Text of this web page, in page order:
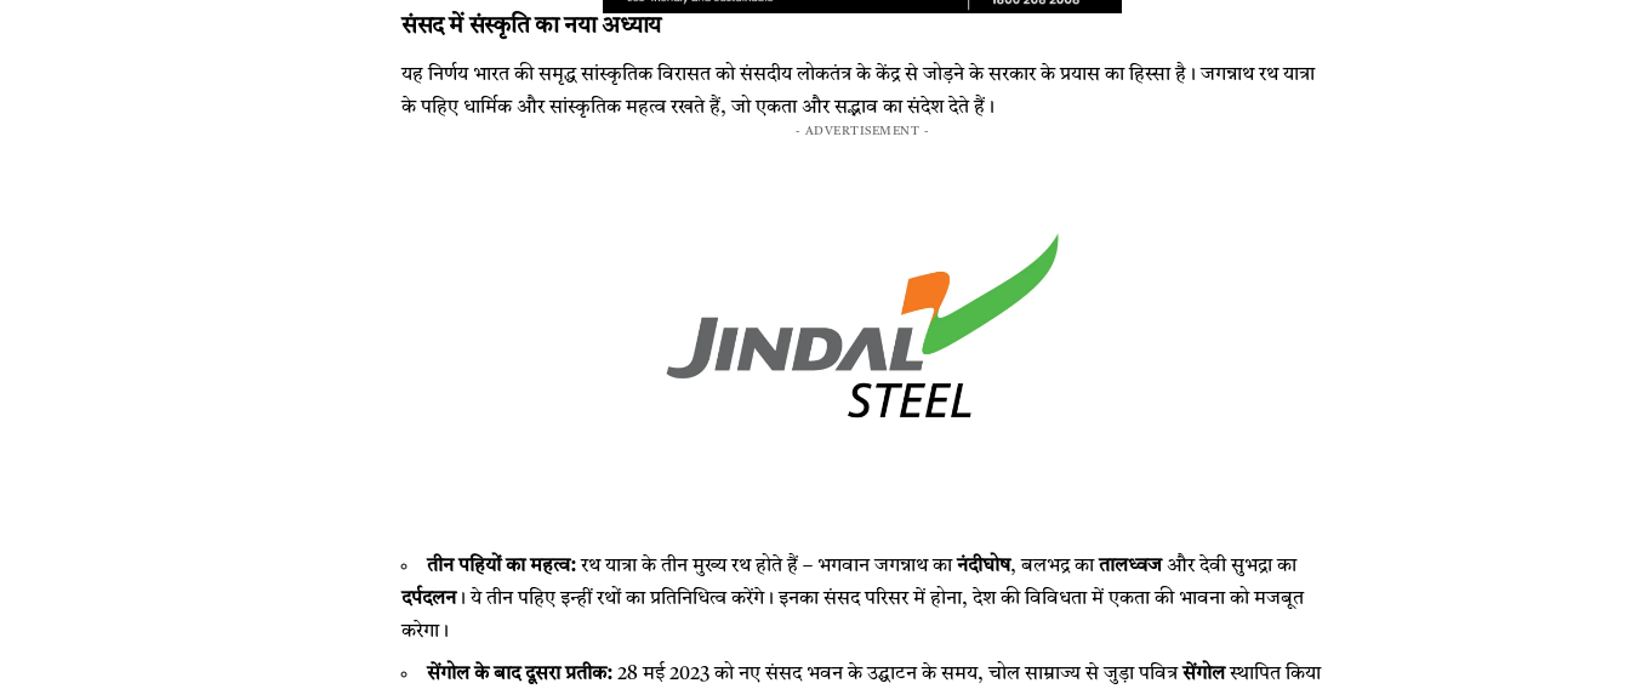
संसद में संस्कृति का नया अध्याय
यह निर्णय भारत की समृद्ध सांस्कृतिक विरासत को संसदीय लोकतंत्र के केंद्र से जोड़ने के सरकार के प्रयास का हिस्सा है। जगन्नाथ रथ यात्रा
के पहिए धार्मिक और सांस्कृतिक महत्व रखते हैं, जो एकता और सद्भाव का संदेश देते हैं।
- ADVERTISEMENT -
तीन पहियों का महत्व:रथ यात्रा के तीन मुख्य रथ होते हैं – भगवान जगन्नाथ कानंदीघोष, बलभद्र कातालध्वजऔर देवी सुभद्रा का
दर्पदलन। ये तीन पहिए इन्हीं रथों का प्रतिनिधित्व करेंगे। इनका संसद परिसर में होना, देश की विविधता में एकता की भावना को मजबूत
करेगा।
सेंगोल के बाद दूसरा प्रतीक: 28 मई 2023 को नए संसद भवन के उद्घाटन के समय, चोल साम्राज्य से जुड़ा पवित्रसेंगोलस्थापित किया